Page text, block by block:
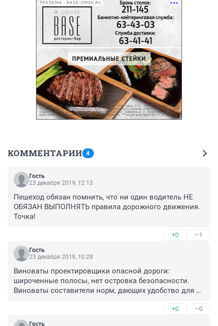
РЕКЛАМА • BASE-OMSK.RU
КОММЕНТАРИИ 4
Гость
23 декабря 2019, 12:13
Пешеход обязан помнить, что ни один водитель НЕ
ОБЯЗАН ВЫПОЛНЯТЬ правила дорожного движения.
Точка!
+0 –1
Гость
23 декабря 2019, 10:28
Виноваты проектировщики опасной дороги:
широченные полосы, нет островка безопасности.
Виноваты составители норм, дающих удобство для
кторое не может эти нормы сменить и снизить
скорости в городах. Виноваты руководители города,
+0 –0
Гость